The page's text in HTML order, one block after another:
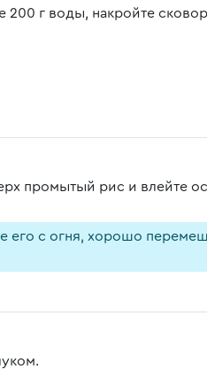
200 г воды, накройте
промытый рис и влейте
его с огня, хорошо